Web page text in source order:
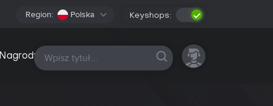
Region: Polska Keyshops:
Nagrody Wszystkie platformy